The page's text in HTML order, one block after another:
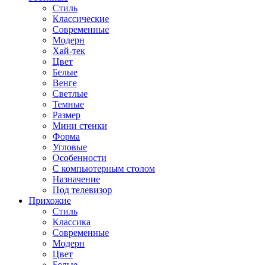
Стиль
Классические
Современные
Модерн
Хай-тек
Цвет
Белые
Венге
Светлые
Темные
Размер
Мини стенки
Форма
Угловые
Особенности
С компьютерным столом
Назначение
Под телевизор
Прихожие
Стиль
Классика
Современные
Модерн
Цвет